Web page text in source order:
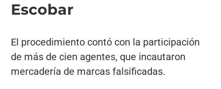
Escobar
El procedimiento contó con la participación
de más de cien agentes, que incautaron
mercadería de marcas falsificadas.